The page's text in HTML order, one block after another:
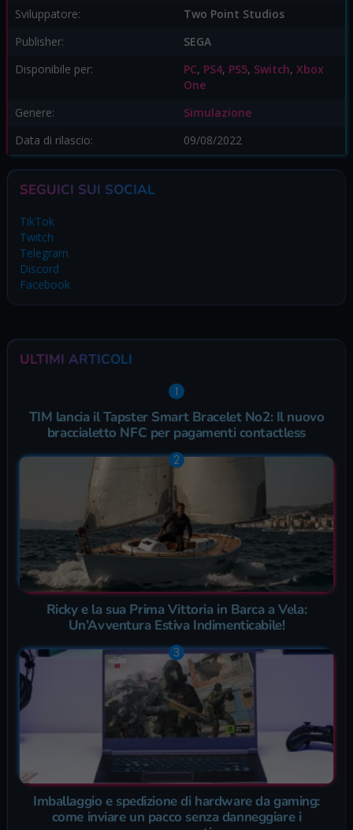
Sviluppatore:
Two Point Studios
Publisher:
SEGA
Disponibile per:
PC, PS4, PS5, Switch, Xbox
One
Genere:
Simulazione
Data di rilascio:
09/08/2022
SEGUICI SUI SOCIAL
TikTok
Twitch
Telegram
Discord
Facebook
ULTIMI ARTICOLI
TIM lancia il Tapster Smart Bracelet No2: Il nuovo
braccialetto NFC per pagamenti contactless
Ricky e la sua Prima Vittoria in Barca a Vela:
Un’Avventura Estiva Indimenticabile!
Imballaggio e spedizione di hardware da gaming:
come inviare un pacco senza danneggiare i